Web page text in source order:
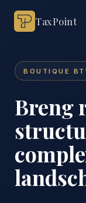
TaxPoint
BOUTIQUE
Breng